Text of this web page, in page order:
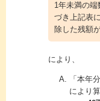
1年未満の
づき上記表
除した残額
により、
「本年
により